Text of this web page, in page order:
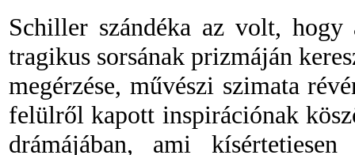
Schiller szándéka az volt, hogy
tragikus sorsának prizmáján
megérzése, művészi szimata
felülről kapott inspirációnak
drámájában, ami